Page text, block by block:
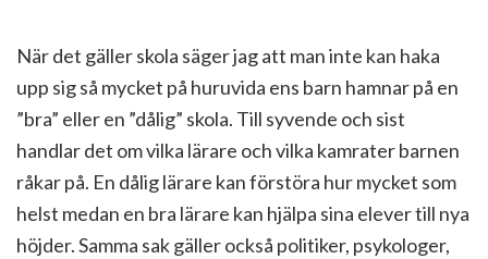
När det gäller skola säger jag att man inte kan haka
upp sig så mycket på huruvida ens barn hamnar på en
”bra” eller en ”dålig” skola. Till syvende och sist
handlar det om vilka lärare och vilka kamrater barnen
råkar på. En dålig lärare kan förstöra hur mycket som
helst medan en bra lärare kan hjälpa sina elever till nya
höjder. Samma sak gäller också politiker, psykologer,